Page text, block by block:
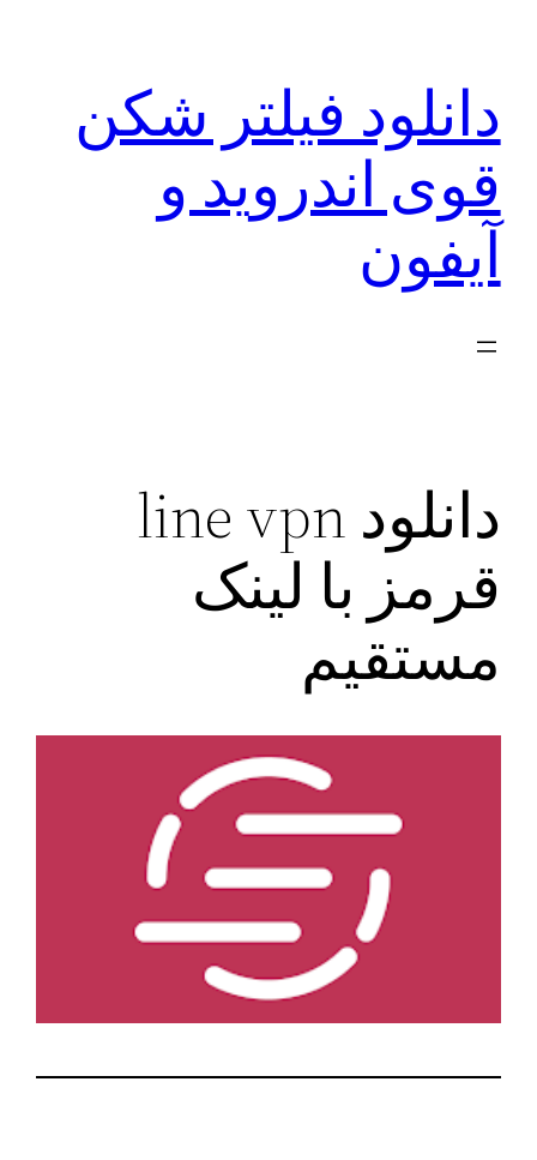
دانلود فیلتر شکن
قوی اندروید و
آیفون
دانلود line vpn
قرمز با لینک
مستقیم